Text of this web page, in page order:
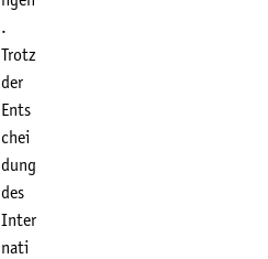
.
Trotz
der
Ents
chei
dung
des
Inter
nati